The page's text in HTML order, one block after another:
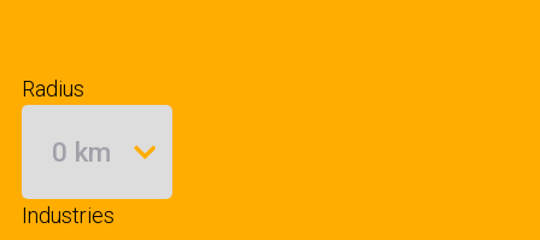
Radius
Industries